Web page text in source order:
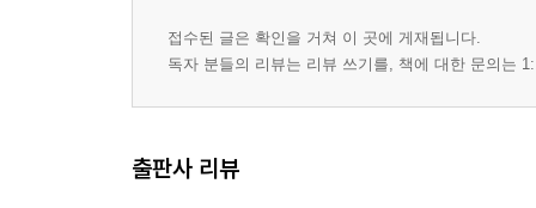
CHAPTER 01. 거시경제학의 기초
Unit 01. 국민소득의 측정
CHAPTER 02. 국민소득결정이론
접수된 글은 확인을 거쳐 이 곳에 게재됩니다.
독자 분들의 리뷰는 리뷰 쓰기를, 책에 대한 문의는
출판사 리뷰